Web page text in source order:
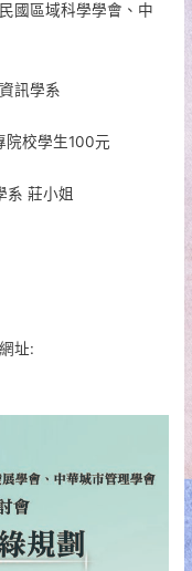
國區域科學學會、中
訊學系
校學生100元
系 莊小姐
址: